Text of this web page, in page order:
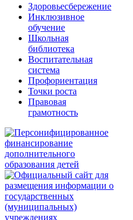
Здоровьесбережение
Инклюзивное
обучение
Школьная
библиотека
Воспитательная
система
Профориентация
Точки роста
Правовая
грамотность